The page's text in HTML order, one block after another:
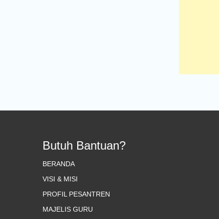
Butuh Bantuan?
BERANDA
VISI & MISI
PROFIL PESANTREN
MAJELIS GURU